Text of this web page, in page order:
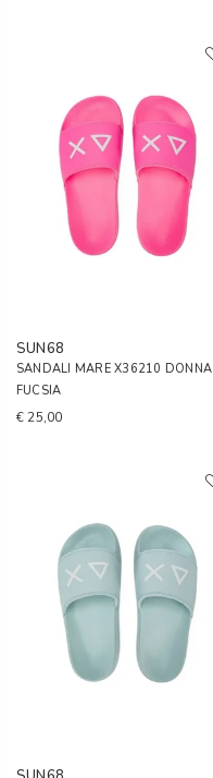
SUN68
SANDALI MARE X36210 DONNA
FUCSIA
€ 25,00